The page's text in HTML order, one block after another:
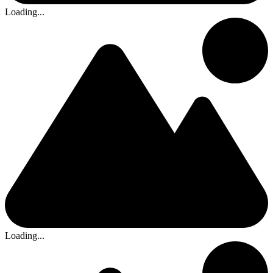
Loading...
Loading...